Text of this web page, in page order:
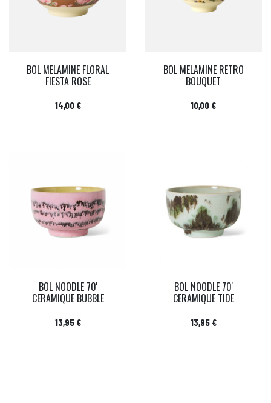
BOL MELAMINE FLORAL
FIESTA ROSE
Prix
14,00 €
BOL MELAMINE RETRO
BOUQUET
Prix
10,00 €
BOL NOODLE 70'
CERAMIQUE BUBBLE
Prix
13,95 €
BOL NOODLE 70'
CERAMIQUE TIDE
Prix
13,95 €